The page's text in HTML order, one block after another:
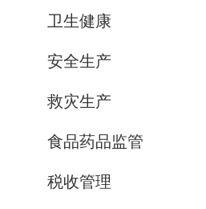
卫生健康
安全生产
救灾生产
食品药品监管
税收管理